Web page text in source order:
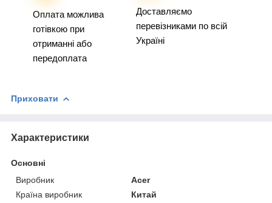
Оплата можлива
готівкою при
отриманні або
передоплата
Доставляємо
перевізниками по всій
Україні
Приховати
Характеристики
Основні
Виробник
Acer
Країна виробник
Китай